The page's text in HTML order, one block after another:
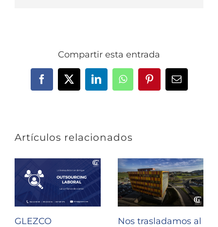
Compartir esta entrada
Facebook
X LinkedInWhatsAppPinterestCorreo
Artículos relacionados
GLEZCO
Nos trasladamos al